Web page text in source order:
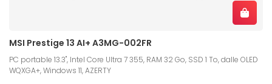
MSI Prestige 13 AI+ A3MG-002FR
PC portable 13.3", Intel Core Ultra 7 355, RAM 32 Go, SSD 1 To, dalle OLED
WQXGA+, Windows 11, AZERTY